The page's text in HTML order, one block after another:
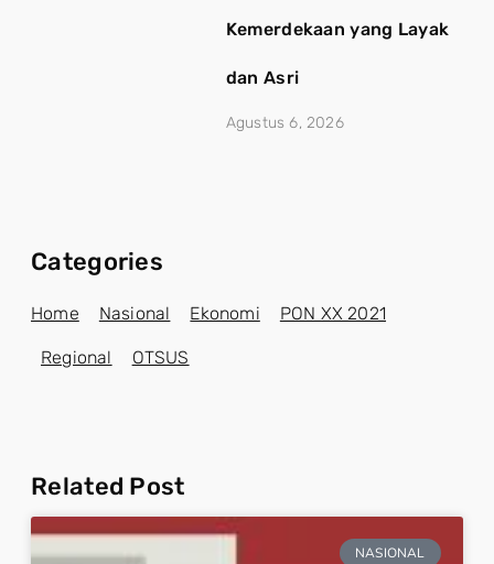
Kemerdekaan yang Layak
dan Asri
Agustus 6, 2026
Categories
Home Nasional Ekonomi PON XX 2021
Regional OTSUS
Related Post
NASIONAL